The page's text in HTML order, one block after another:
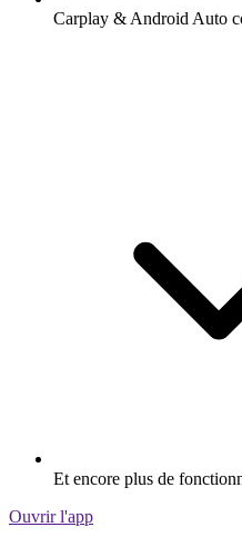
Carplay & Android Auto
Et encore plus de
Ouvrir l'app